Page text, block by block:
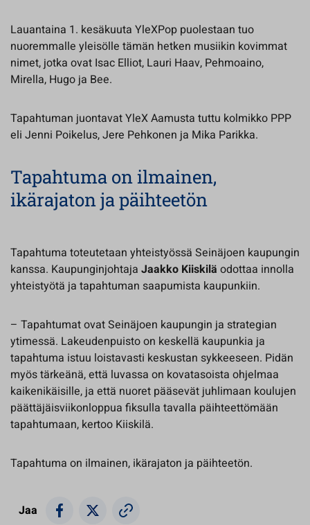
Lauantaina 1. kesäkuuta YleXPop puolestaan tuo
nuoremmalle yleisölle tämän hetken musiikin kovimmat
nimet, jotka ovat Isac Elliot, Lauri Haav, Pehmoaino,
Mirella, Hugo ja Bee.
Tapahtuman juontavat YleX Aamusta tuttu kolmikko PPP
eli Jenni Poikelus, Jere Pehkonen ja Mika Parikka.
Tapahtuma on ilmainen,
ikärajaton ja päihteetön
Tapahtuma toteutetaan yhteistyössä Seinäjoen kaupungin
kanssa. Kaupunginjohtaja Jaakko Kiiskilä odottaa innolla
yhteistyötä ja tapahtuman saapumista kaupunkiin.
– Tapahtumat ovat Seinäjoen kaupungin ja strategian
ytimessä. Lakeudenpuisto on keskellä kaupunkia ja
tapahtuma istuu loistavasti keskustan sykkeeseen. Pidän
myös tärkeänä, että luvassa on kovatasoista ohjelmaa
kaikenikäisille, ja että nuoret pääsevät juhlimaan koulujen
päättäjäisviikonloppua fiksulla tavalla päihteettömään
tapahtumaan, kertoo Kiiskilä.
Tapahtuma on ilmainen, ikärajaton ja päihteetön.
Jaa